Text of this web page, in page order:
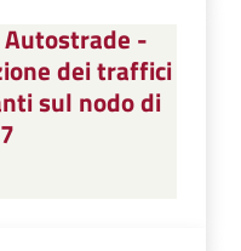
Autostrade -
dei traffici
sul nodo di